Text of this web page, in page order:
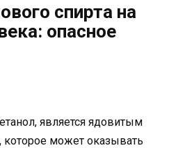
спирта на
опасное
является ядовитым
может оказывать